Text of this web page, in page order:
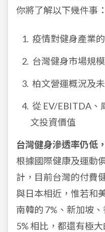
你將了解以下幾件事：
疫情對健身產業
台灣健身市場規
柏文營運概況及
從 EV/EBITDA、
文投資價值
台灣健身滲透率仍低
根據國際健康及運動
計，目前台灣的付費
與日本相近，惟若和
南韓的 7%、新加坡
5% 相比，都還有極大